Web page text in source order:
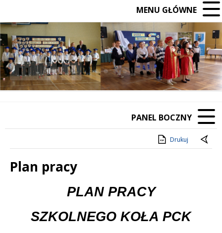
MENU GŁÓWNE
Poprzedni Element
Następny Element
❚❚
PANEL BOCZNY
Drukuj
Plan pracy
PLAN PRACY
SZKOLNEGO KOŁA PCK